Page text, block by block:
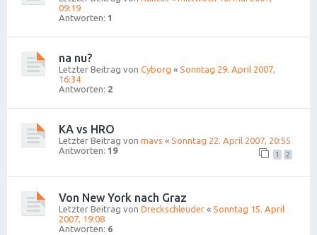
09:19
Antworten: 1
na nu?
Letzter Beitrag von Cyborg « Sonntag 29. April 2007,
16:34
Antworten: 2
KA vs HRO
Letzter Beitrag von mavs « Sonntag 22. April 2007, 20:55
Antworten: 19 1 2
Von New York nach Graz
Letzter Beitrag von Dreckschleuder « Sonntag 15. April
2007, 19:08
Antworten: 6